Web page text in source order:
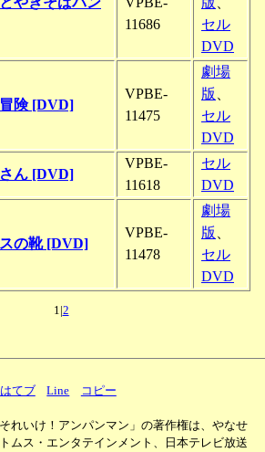
11686
セル
DVD
険 [DVD]
VPBE-
11475
劇場
版
セル
DVD
ん [DVD]
VPBE-
11618
セル
DVD
の靴 [DVD]
VPBE-
11478
劇場
版
セル
DVD
1| 2
はてブ Line コピー
れいけ！アンパンマン」の著作権は、やなせ
ムス・エンタテインメント、日本テレビ放送